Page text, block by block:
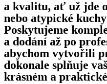
a kvalitu, ať už jde
nebo atypické
Poskytujeme
a dodání až po
abychom vytvořili
dokonale splňuje
krásném a